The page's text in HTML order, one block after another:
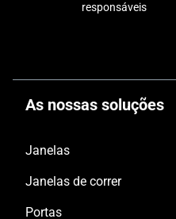
responsáveis
As nossas soluções
Janelas
Janelas de correr
Portas